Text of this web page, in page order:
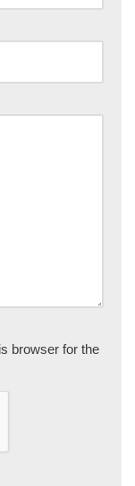
browser for the